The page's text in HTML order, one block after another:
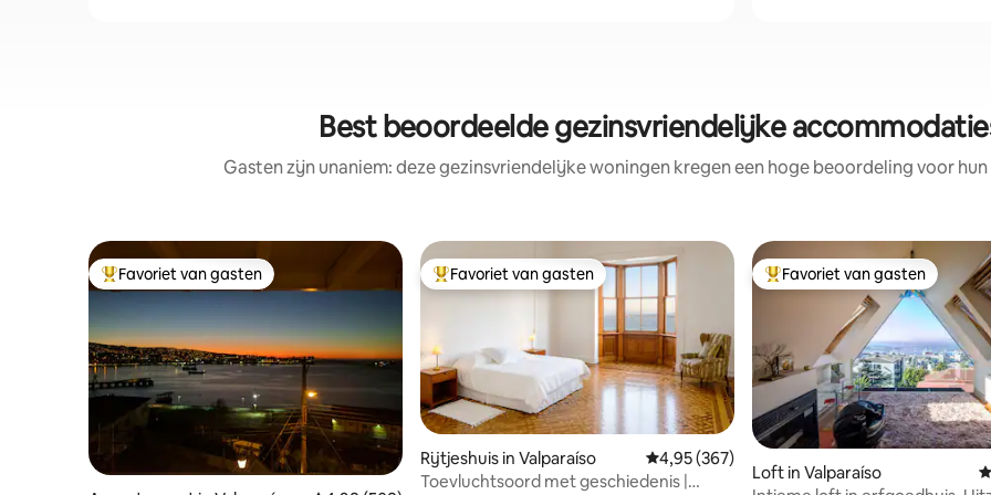
Best beoordeelde gezinsvriendelijke
Gasten zijn unaniem: deze gezinsvriendelijke woningen kregen een hoge beoordeling voor
Topfavoriet van gasten
Favoriet van gasten Topfavoriet van gasten
Favoriet van gasten
Rijtjeshuis in Valparaíso Gemiddelde beoordeling van 4,95 uit 5, 367
4,95 (367)
Toevluchtsoord met geschiedenis |
Topfavoriet van gasten
Favoriet van gasten
Loft in Valparaíso